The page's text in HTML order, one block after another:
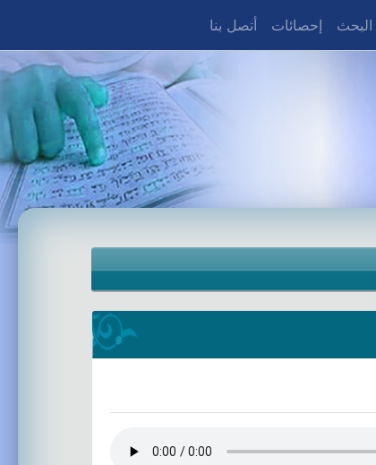
البحث إحصائات أتصل بنا